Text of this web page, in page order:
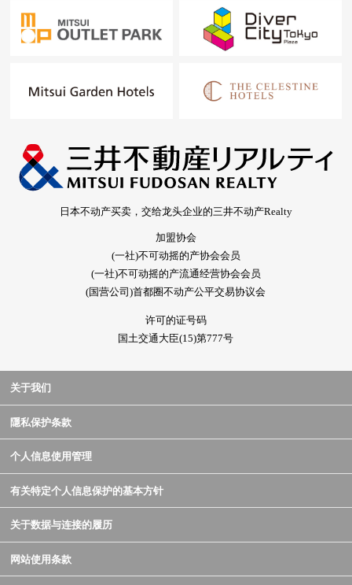
日本不动产买卖，交给龙头企业的三井不动产Realty
加盟协会
(一社)不可动摇的产协会会员
(一社)不可动摇的产流通经营协会会员
(国营公司)首都圈不动产公平交易协议会
许可的证号码
国土交通大臣(15)第777号
关于我们
隱私保护条款
个人信息使用管理
有关特定个人信息保护的基本方针
关于数据与连接的履历
网站使用条款